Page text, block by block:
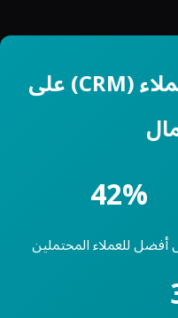
تأثير إدارة علاقات العملاء (CRM) على
42%
أفضل للعملاء المحتملين